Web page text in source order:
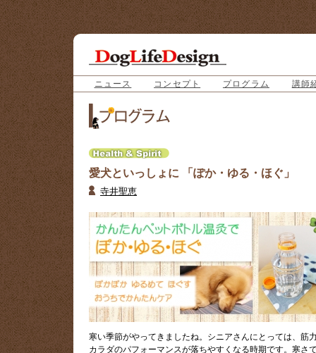
ニュース コンセプト プログラム 講師
愛犬といっしょに 「ぽか・ゆる・ほぐ」
寺井聖恵
寒い季節がやってきましたね。シニアさんにとっては、筋
カラダのパフォーマンスが落ちやすくなる時期です。寒さ